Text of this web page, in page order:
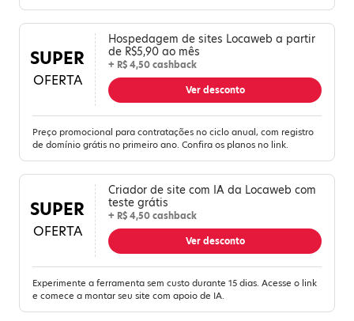
SUPER
OFERTA
Hospedagem de sites Locaweb a partir
de R$5,90 ao mês
+ R$ 4,50 cashback
Ver desconto
Preço promocional para contratações no ciclo anual, com registro
de domínio grátis no primeiro ano. Confira os planos no link.
SUPER
OFERTA
Criador de site com IA da Locaweb com
teste grátis
+ R$ 4,50 cashback
Ver desconto
Experimente a ferramenta sem custo durante 15 dias. Acesse o link
e comece a montar seu site com apoio de IA.